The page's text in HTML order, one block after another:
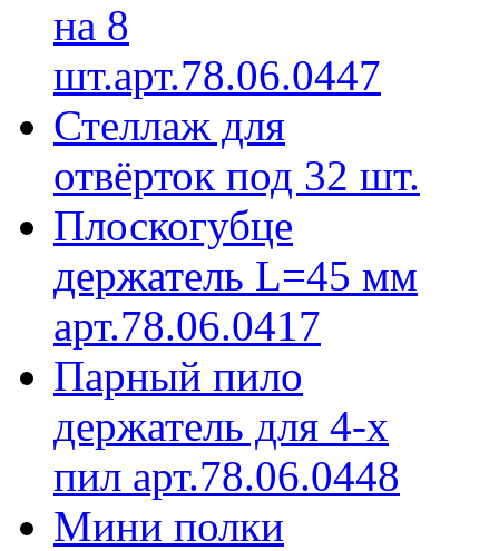
на 8
шт.арт.78.06.0447
Стеллаж для
отвёрток под 32 шт.
Плоскогубце
держатель L=45 мм
арт.78.06.0417
Парный пило
держатель для 4-х
пил арт.78.06.0448
Мини полки